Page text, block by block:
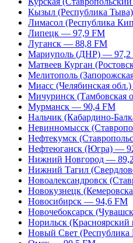
Кызыл (Республика
Лимасол (Республика
Липецк — 97,9 FM
Луганск — 88,8 FM
Мариуполь (ДНР) — 97,2
Матвеев Курган
Мелитополь
Миасс (Челябинская
Мичуринск (Тамбовская
Мурманск — 90,4 FM
Нальчик (Кабардино-
Невинномысск
Нефтекумск
Нефтеюганск (Югра) —
Нижний Новгород —
Нижний Тагил
Новоалександровск
Новокузнецк
Новосибирск — 94,6 FM
Новочебоксарск
Норильск
Новый Свет